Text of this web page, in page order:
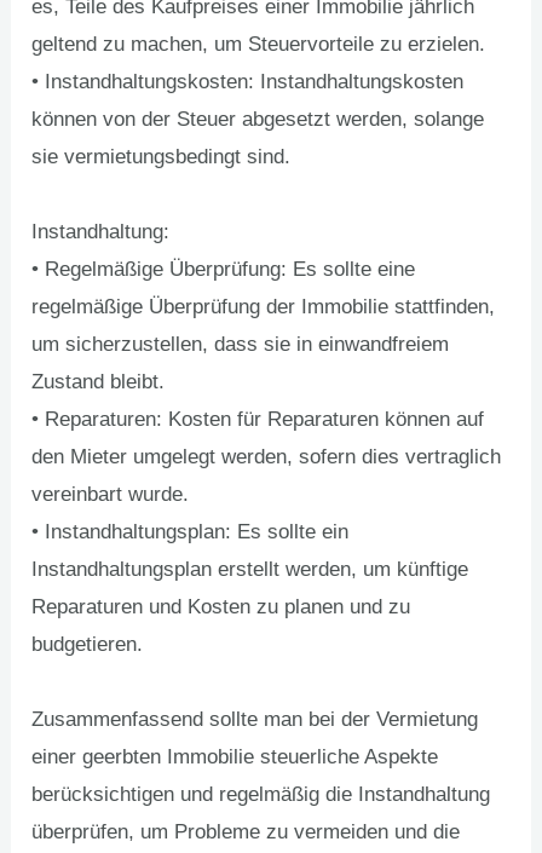
es, Teile des Kaufpreises einer Immobilie jährlich
geltend zu machen, um Steuervorteile zu erzielen.
• Instandhaltungskosten: Instandhaltungskosten
können von der Steuer abgesetzt werden, solange
sie vermietungsbedingt sind.
Instandhaltung:
• Regelmäßige Überprüfung: Es sollte eine
regelmäßige Überprüfung der Immobilie stattfinden,
um sicherzustellen, dass sie in einwandfreiem
Zustand bleibt.
• Reparaturen: Kosten für Reparaturen können auf
den Mieter umgelegt werden, sofern dies vertraglich
vereinbart wurde.
• Instandhaltungsplan: Es sollte ein
Instandhaltungsplan erstellt werden, um künftige
Reparaturen und Kosten zu planen und zu
budgetieren.
Zusammenfassend sollte man bei der Vermietung
einer geerbten Immobilie steuerliche Aspekte
berücksichtigen und regelmäßig die Instandhaltung
überprüfen, um Probleme zu vermeiden und die